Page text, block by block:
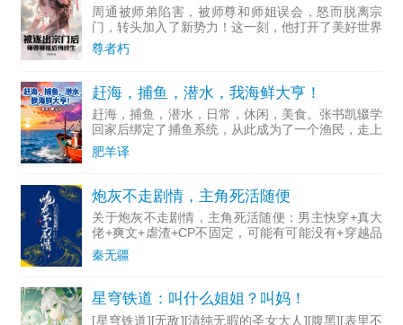
周通被师弟陷害，被师尊和师姐误会，怒而脱离宗
门，转头加入了新势力！这一刻，他打开了美好世界
的大门。妖娆霸道的小妖女总想着进攻，让周通臣服
在她的魅力之下。二师妹剑道绝顶，大字不识一箩
尊者朽
赶海，捕鱼，潜水，我海鲜大亨！
赶海，捕鱼，潜水，日常，休闲，美食。张书凯辍学
回家后绑定了捕鱼系统，从此成为了一个渔民，走上
了发家致富之路。经过了一段时间的发展后，回首发
现，自己已经成为了全世界第一的海鲜大王。太平
肥羊译
炮灰不走剧情，主角死活随便
关于炮灰不走剧情，主角死活随便：男主快穿+真大
佬+爽文+虐渣+CP不固定，可能有可能没有+穿越品
类不仅限于人剧情保护？天道制约？强行降智？主角
们踩着无数炮灰的尸骨，功成名就，幸福美满。可炮
秦无疆
星穹铁道：叫什么姐姐？叫妈！
[星穹铁道][无敌][清纯无暇的圣女大人][腹黑][表里不